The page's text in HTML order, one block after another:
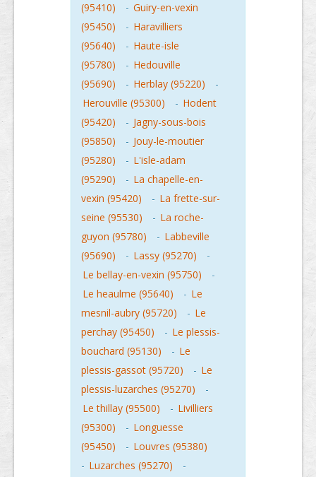
(95410)
- Guiry-en-vexin
(95450)
- Haravilliers
(95640)
- Haute-isle
(95780)
- Hedouville
(95690)
- Herblay (95220)
-
Herouville (95300)
- Hodent
(95420)
- Jagny-sous-bois
(95850)
- Jouy-le-moutier
(95280)
- L'isle-adam
(95290)
- La chapelle-en-
vexin (95420)
- La frette-sur-
seine (95530)
- La roche-
guyon (95780)
- Labbeville
(95690)
- Lassy (95270)
-
Le bellay-en-vexin (95750)
-
Le heaulme (95640)
- Le
mesnil-aubry (95720)
- Le
perchay (95450)
- Le plessis-
bouchard (95130)
- Le
plessis-gassot (95720)
- Le
plessis-luzarches (95270)
-
Le thillay (95500)
- Livilliers
(95300)
- Longuesse
(95450)
- Louvres (95380)
- Luzarches (95270)
-